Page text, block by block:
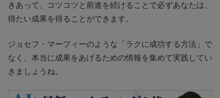
きあって、コツコツと前進を続けることで必ずあなたは、
得たい成果を得ることができます。
ジョセフ・マーフィーのような「ラクに成功する方法」で
なく、本当に成果をあげるための情報を集めて実践してい
きましょうね。